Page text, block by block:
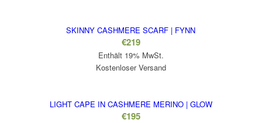
SKINNY CASHMERE SCARF | FYNN
€219
Enthält 19% MwSt.
Kostenloser Versand
LIGHT CAPE IN CASHMERE MERINO | GLOW
€195